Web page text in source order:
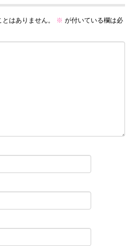
はありません。 ※ が付いている欄は必